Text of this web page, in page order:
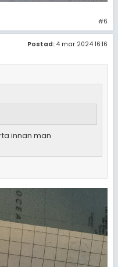
#6
Postad: 4 mar 2024 16:16
innan man